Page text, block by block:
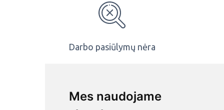
Mes naudojame
Darbo pasiūlymų nėra